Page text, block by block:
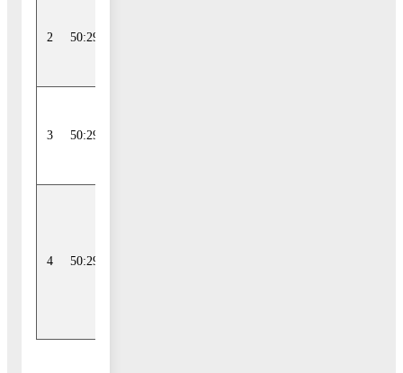
2 50:29:0020202:546
3 50:29:0000000:52471
4 50:29:0000000:51366